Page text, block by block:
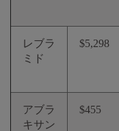
レブラ
ミド
$5,298
アブラ
キサン
$455